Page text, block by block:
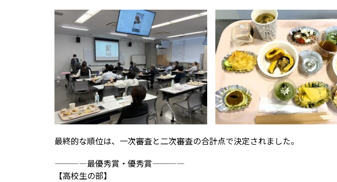
最終的な順位は、一次審査と二次審査の合計点で決定されました。
————最優秀賞・優秀賞————
【高校生の部】